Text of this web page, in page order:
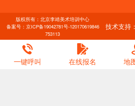
一键呼叫 在线报名 地
版权所有：北京李靖美术培训中心
备案号： 京ICP备19042781号-120170619846
753113
技术支持